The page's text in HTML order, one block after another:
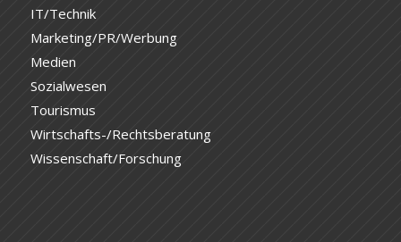
IT/Technik
Marketing/PR/Werbung
Medien
Sozialwesen
Tourismus
Wirtschafts-/Rechtsberatung
Wissenschaft/Forschung